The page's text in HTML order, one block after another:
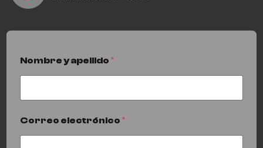
Nombre y apellido *
Correo electrónico *